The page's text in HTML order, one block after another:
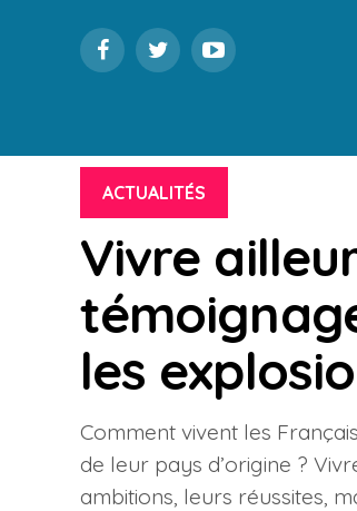
ACTUALITÉS
Vivre
les
Comment vivent les
de leur pays d’origine ?
ambitions, leurs réussites,